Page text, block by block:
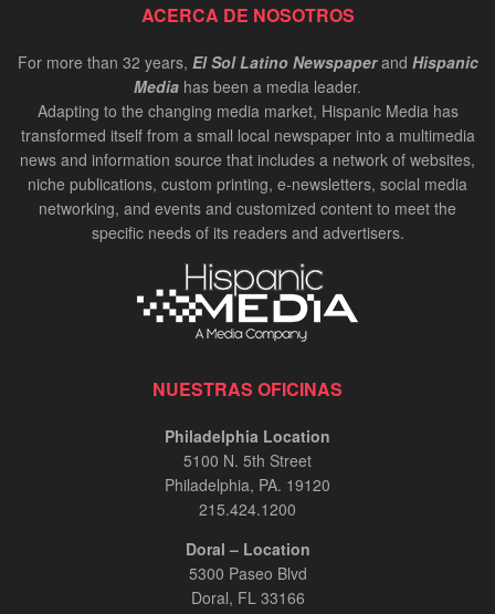
ACERCA DE NOSOTROS
For more than 32 years, El Sol Latino Newspaperand Hispanic
Media has been a media leader.
Adapting to the changing media market, Hispanic Media has
transformed itself from a small local newspaper into a multimedia
news and information source that includes a network of websites,
niche publications, custom printing, e-newsletters, social media
networking, and events and customized content to meet the
specific needs of its readers and advertisers.
NUESTRAS OFICINAS
Philadelphia Location
5100 N. 5th Street
Philadelphia, PA. 19120
215.424.1200
Doral – Location
5300 Paseo Blvd
Doral, FL 33166